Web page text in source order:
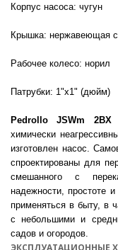
Корпус насоса: чугун
Крышка: нержавеющая
Рабочее колесо: норил
Патрубки: 1"х1" (дюйм)
Pedrollo JSWm 2BX
химически
изготовлен насос.
спроектированы для
смешанного с
надежности, простоте
применяться в быту, в
с небольшими и
садов и огородов.
ЭКСПЛУАТАЦИОННЫЕ